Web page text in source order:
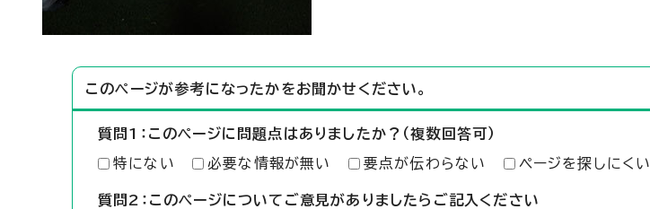
このページが参考になったかをお聞かせください。
質問1：このページに問題点はありましたか？（複数回答可）
特にない 必要な情報が無い 要点が伝わらない ページを探しにくい
質問2：このページについてご意見がありましたらご記入ください